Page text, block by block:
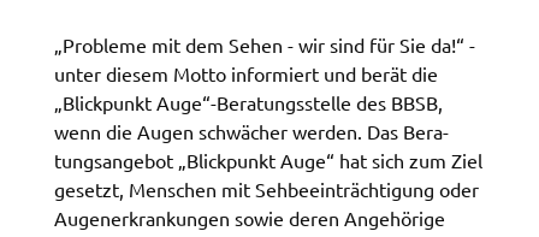
„Proble­me mit dem Sehen - wir sind für Sie da!“ -
unter diesem Motto infor­miert und berät die
„Blick­punkt Auge“-Bera­tungs­stel­le des BBSB,
wenn die Augen schwä­cher werden. Das Bera­
tungs­an­ge­bot „Blick­punkt Auge“ hat sich zum Ziel
gesetzt, Menschen mit Sehbe­ein­träch­ti­gung oder
Augen­er­kran­kun­gen sowie deren Ange­hö­ri­ge
Landratsamt Schweinfurt
Zweck:
Anonyme Klickzählung
Cookie Laufzeit:
Session